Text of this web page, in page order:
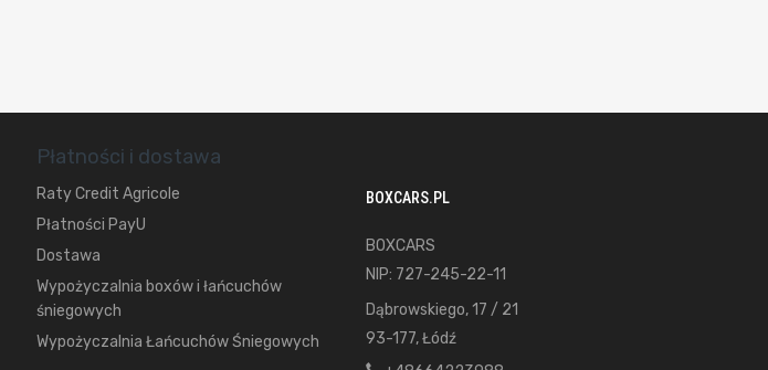
Płatności i dostawa
Raty Credit Agricole
Płatności PayU
Dostawa
Wypożyczalnia boxów i łańcuchów
śniegowych
Wypożyczalnia Łańcuchów Śniegowych
BOXCARS.PL
BOXCARS
NIP: 727-245-22-11
Dąbrowskiego, 17 / 21
93-177, Łódź